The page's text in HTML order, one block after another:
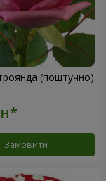
(поштучно)
Замовити